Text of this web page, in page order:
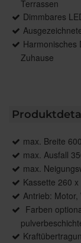
Terrassen
Dimmbares
Harmonisches
Zuhause
max. Breite
max. Ausfall
max.
Kassette 260
Antrieb:
Farben